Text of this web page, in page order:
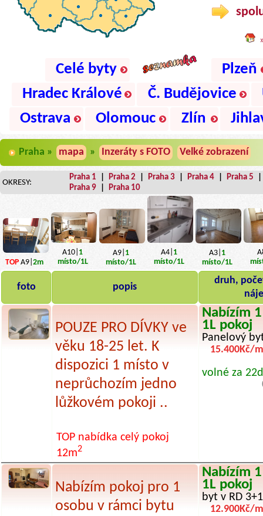
Celé byty
Plzeň
Hradec Králové
Č. Budějovice
Ostrava
Olomouc Zlín
Praha » mapa » Inzeráty s FOTO Velké zobrazení
OKRESY:
Praha 1 Praha 2 Praha 3 Praha 4 Praha 5
Praha 9
Praha 10
TOP A9| 2m
A10| 1
místo/1L
A9| 1
místo/1L
A4| 1
místo/1L
A3| 1
místo/1L
foto popis
druh,
POUZE PRO DÍVKY ve
věku 18-25 let. K
dispozici 1 místo v
neprůchozím jedno
lůžkovém pokoji ..
TOP nabídka celý pokoj
12m2
Nabízím
1L pokoj
Panelový
15.400Kč/
volné za
Nabízím pokoj pro 1
osobu v rámci bytu
Nabízím
1L pokoj
byt v RD
12.900Kč/